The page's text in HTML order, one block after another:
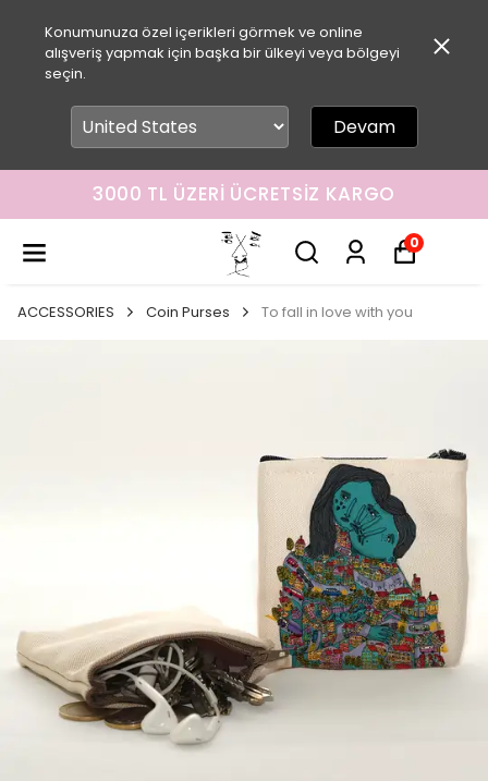
Konumunuza özel içerikleri görmek ve online
alışveriş yapmak için başka bir ülkeyi veya bölgeyi
seçin.
Devam
3000 TL ÜZERI ÜCRETSIZ KARGO
0
ACCESSORIES Coin Purses To fall in love with you